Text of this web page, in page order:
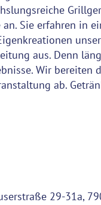
Sie erfahren in
aus. Denn
Wir
ab.
29-31a,